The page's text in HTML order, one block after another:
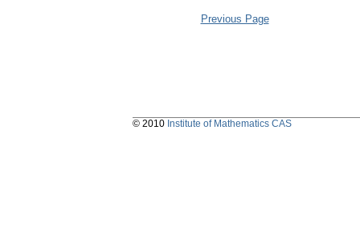
Previous Page
© 2010 Institute of Mathematics CAS